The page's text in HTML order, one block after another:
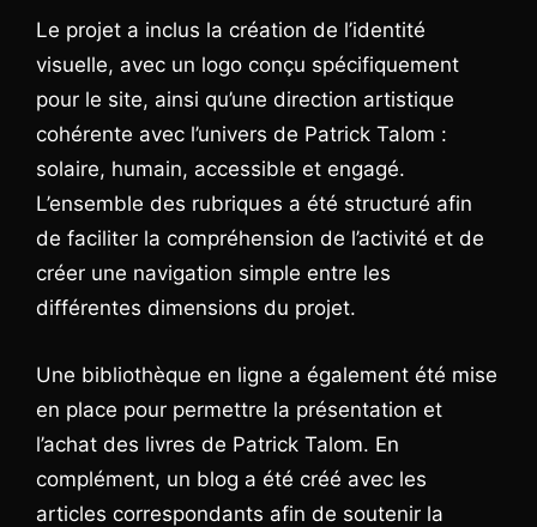
Le projet a inclus la création de l’identité
visuelle, avec un logo conçu spécifiquement
pour le site, ainsi qu’une direction artistique
cohérente avec l’univers de Patrick Talom :
solaire, humain, accessible et engagé.
L’ensemble des rubriques a été structuré afin
de faciliter la compréhension de l’activité et de
créer une navigation simple entre les
différentes dimensions du projet.
Une bibliothèque en ligne a également été mise
en place pour permettre la présentation et
l’achat des livres de Patrick Talom. En
complément, un blog a été créé avec les
articles correspondants afin de soutenir la